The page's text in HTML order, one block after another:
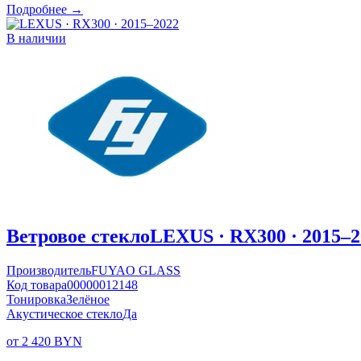
Подробнее →
В наличии
Ветровое стеклоLEXUS · RX300 ·
ПроизводительFUYAO GLASS
Код товара00000012148
ТонировкаЗелёное
Акустическое стеклоДа
от 2 420 BYN